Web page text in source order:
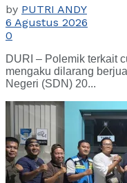
by PUTRI ANDY
6 Agustus 2026
0
DURI – Polemik terkait
mengaku dilarang
Negeri (SDN) 20...